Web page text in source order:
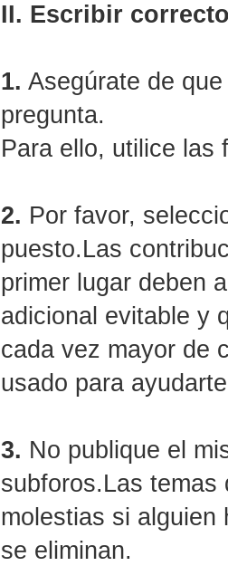
II. Escribir
1. Asegúrate de
pregunta.
Para ello, utilice las
2. Por favor,
puesto.Las
primer lugar deben
adicional evitable y
cada vez mayor de
usado para
3. No publique el
subforos.Las temas
molestias si alguien
se eliminan.